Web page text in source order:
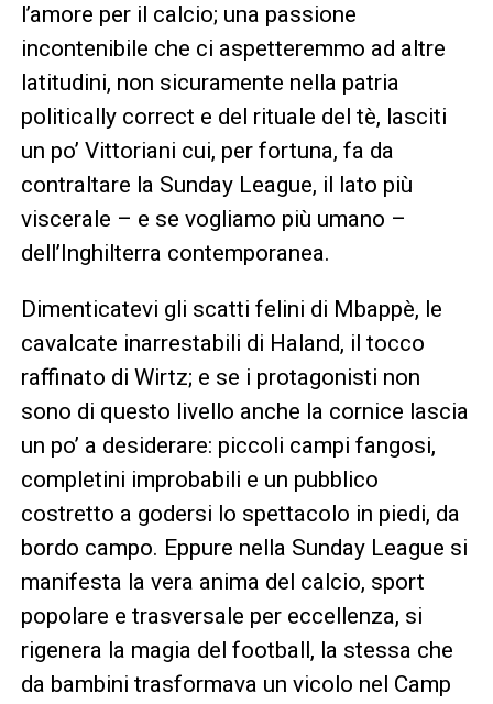
l’amore per il calcio; una passione
incontenibile che ci aspetteremmo ad altre
latitudini, non sicuramente nella patria
politically correct e del rituale del tè, lasciti
un po’ Vittoriani cui, per fortuna, fa da
contraltare la Sunday League, il lato più
viscerale – e se vogliamo più umano –
dell’Inghilterra contemporanea.
Dimenticatevi gli scatti felini di Mbappè, le
cavalcate inarrestabili di Haland, il tocco
raffinato di Wirtz; e se i protagonisti non
sono di questo livello anche la cornice lascia
un po’ a desiderare: piccoli campi fangosi,
completini improbabili e un pubblico
costretto a godersi lo spettacolo in piedi, da
bordo campo. Eppure nella Sunday League si
manifesta la vera anima del calcio, sport
popolare e trasversale per eccellenza, si
rigenera la magia del football, la stessa che
da bambini trasformava un vicolo nel Camp